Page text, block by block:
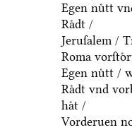
Egen nuͤtt
Raͤdt /
Jeruſalem /
Roma
Egen nuͤtt /
Raͤdt vnd
haͤt /
Vorderuen